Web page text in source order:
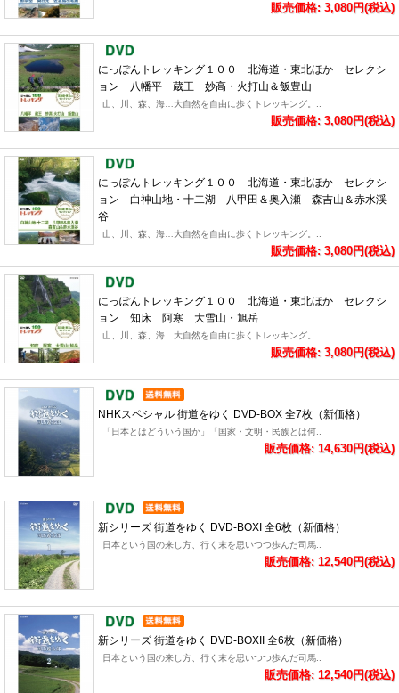
販売価格: 3,080円(税込)
にっぽんトレッキング１００ 北海道・東北ほか セレクシ
ョン 八幡平 蔵王 妙高・火打山＆飯豊山
山、川、森、海…大自然を自由に歩くトレッキング。..
販売価格: 3,080円(税込)
にっぽんトレッキング１００ 北海道・東北ほか セレクシ
ョン 白神山地・十二湖 八甲田＆奥入瀬 森吉山＆赤水渓
谷
山、川、森、海…大自然を自由に歩くトレッキング。..
販売価格: 3,080円(税込)
にっぽんトレッキング１００ 北海道・東北ほか セレクシ
ョン 知床 阿寒 大雪山・旭岳
山、川、森、海…大自然を自由に歩くトレッキング。..
販売価格: 3,080円(税込)
NHKスペシャル 街道をゆく DVD-BOX 全7枚（新価格）
「日本とはどういう国か」「国家・文明・民族とは何..
販売価格: 14,630円(税込)
新シリーズ 街道をゆく DVD-BOXI 全6枚（新価格）
日本という国の来し方、行く末を思いつつ歩んだ司馬..
販売価格: 12,540円(税込)
新シリーズ 街道をゆく DVD-BOXII 全6枚（新価格）
日本という国の来し方、行く末を思いつつ歩んだ司馬..
販売価格: 12,540円(税込)